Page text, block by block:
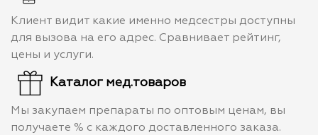
Клиент видит какие именно медсестры доступны
для вызова на его адрес. Сравнивает рейтинг,
цены и услуги.
Каталог мед.товаров
Мы закупаем препараты по оптовым ценам, вы
получаете % с каждого доставленного заказа.